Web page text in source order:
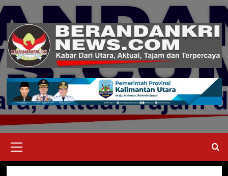
Skip
content
Menu